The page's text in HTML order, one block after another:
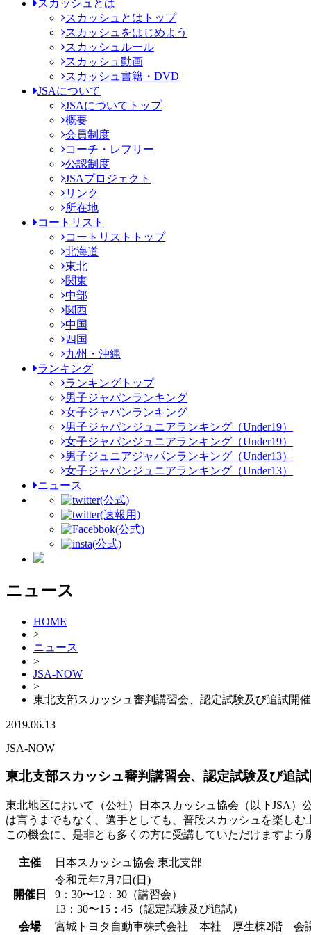
スカッシュとは
スカッシュとはトップ
スカッシュをはじめよう
スカッシュルール
スカッシュ動画
スカッシュ書籍・DVD
JSAについて
JSAについてトップ
概要
会員制度
コーチ・レフリー
公認制度
JSAプロジェクト
リンク
所在地
コートリスト
コートリストトップ
北海道
東北
関東
中部
関西
中国
四国
九州・沖縄
ランキング
ランキングトップ
男子ジャパンランキング
女子ジャパンランキング
男子ジャパンジュニアランキング（Under19）
女子ジャパンジュニアランキング（Under19）
男子ジュニアジャパンランキング（Under13）
女子ジャパンジュニアランキング（Under13）
ニュース
(公式)
(速報用)
(公式)
(公式)
ニュース
HOME
>
ニュース
>
JSA-NOW
>
東北支部スカッシュ審判講習会、認定試験及び追試開
2019.06.13
JSA-NOW
東北支部スカッシュ審判講習会、認定試験及び追
東北地区において（公社）日本スカッシュ協会（以下JSA
は言うまでもなく、選手としても、普段スカッシュを楽し
この機会に、是非とも多くの方に受講していただけますよう
主催 日本スカッシュ協会 東北支部
開催日
令和元年7月7日(日)
9：30〜12：30（講習会）
13：30〜15：45（認定試験及び追試）
会場
宮城トヨタ自動車株式会社 本社 厚生棟2階 会